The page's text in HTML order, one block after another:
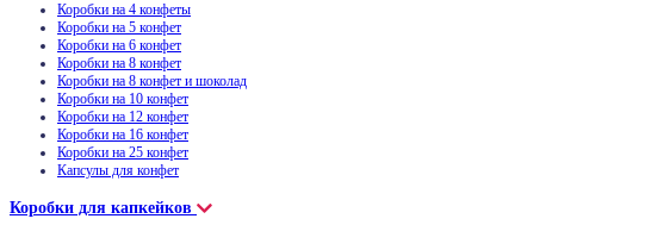
Коробки на 4 конфеты
Коробки на 5 конфет
Коробки на 6 конфет
Коробки на 8 конфет
Коробки на 8 конфет и шоколад
Коробки на 10 конфет
Коробки на 12 конфет
Коробки на 16 конфет
Коробки на 25 конфет
Капсулы для конфет
Коробки для капкейков